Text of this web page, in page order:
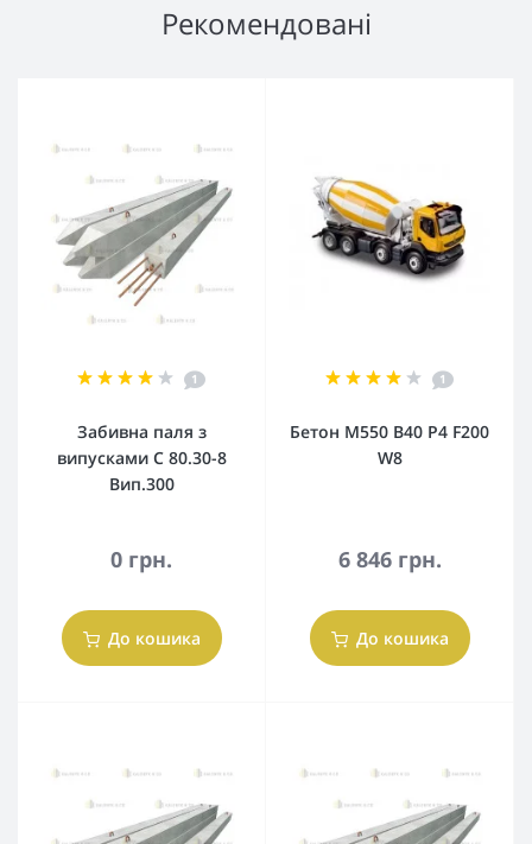
Рекомендовані
1
Забивна паля з
випусками С 80.30-8
Вип.300
0 грн.
До кошика
1
Бетон М550 В40 Р4 F200
W8
6 846 грн.
До кошика